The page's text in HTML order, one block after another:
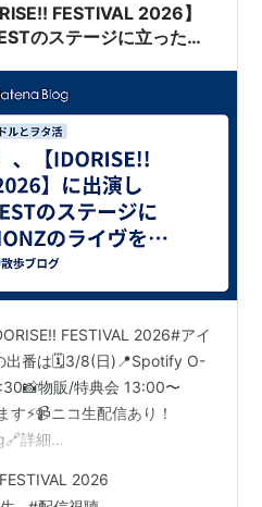
FESTIVAL 2026】
のステージに立った
FESTIVAL 2026#アイ
出番は🗓️3/8(日)📍Spotify O-
物販/特典会 13:00〜
⚡️📹ニコ生配信あり！
詳細
— PIGMONZ
2026